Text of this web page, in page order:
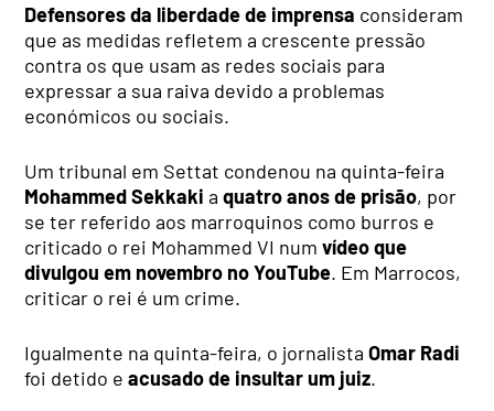
Defensores da liberdade de imprensa consideram
que as medidas refletem a crescente pressão
contra os que usam as redes sociais para
expressar a sua raiva devido a problemas
económicos ou sociais.
Um tribunal em Settat condenou na quinta-feira
Mohammed Sekkaki aquatro anos de prisão, por
se ter referido aos marroquinos como burros e
criticado o rei Mohammed VI numvídeo que
divulgou em novembro no YouTube. Em Marrocos,
criticar o rei é um crime.
Igualmente na quinta-feira, o jornalistaOmar Radi
foi detido eacusado de insultar um juiz.